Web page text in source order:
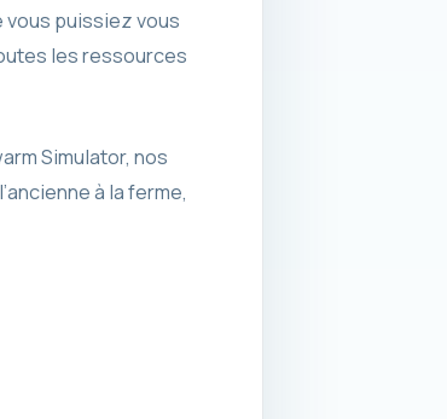
vous puissiez vous
les ressources
Simulator, nos
à la ferme,